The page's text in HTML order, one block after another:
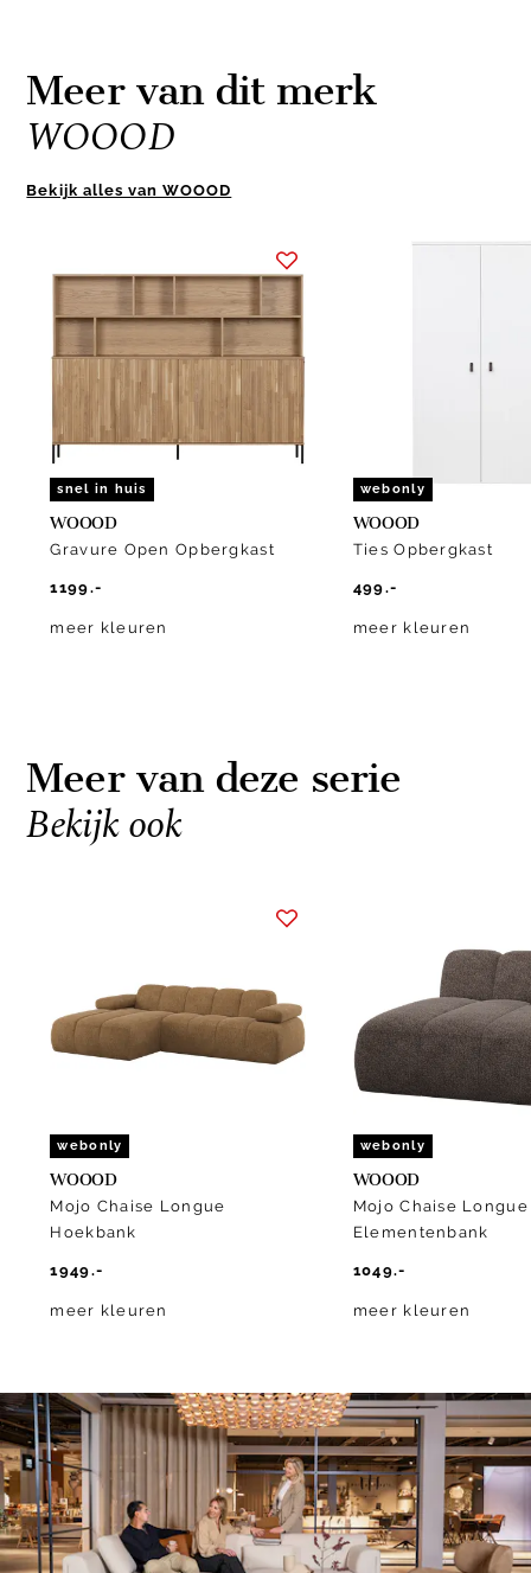
Meer van dit merk
WOOOD
Bekijk alles van WOOOD
snel in huis
WOOOD
Gravure Open Opbergkast
1199.-
meer kleuren
webonly
WOOOD
Ties Opbergkast
499.-
meer kleuren
Meer van deze serie
Bekijk ook
webonly
WOOOD
Mojo Chaise Longue
Hoekbank
1949.-
meer kleuren
webonly
WOOOD
Mojo Chaise Longue
Elementenbank
1049.-
meer kleuren